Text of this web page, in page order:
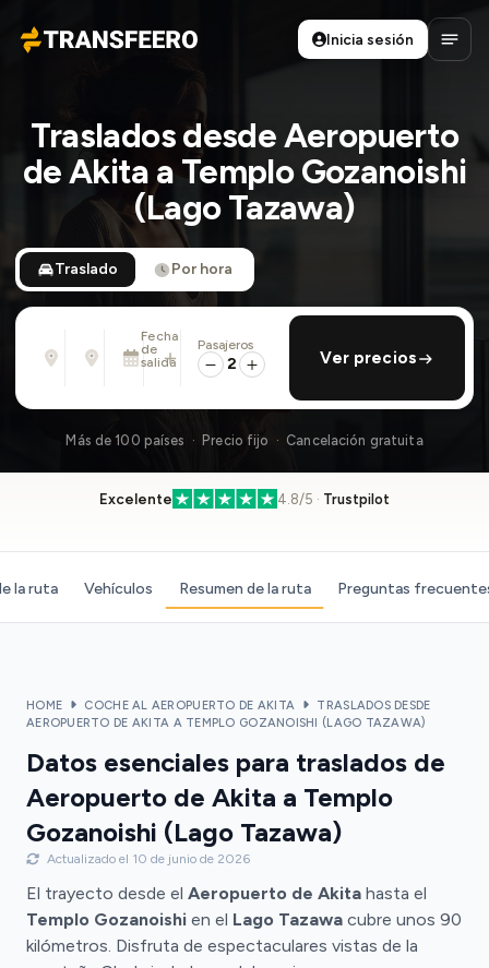
Transfeero
Inicia sesión
Abrir
Traslados desde Aeropuerto
de Akita a Templo Gozanoishi
(Lago Tazawa)
Traslado Por hora
Desde
Dirección, aeropuerto, hotel, ...
Hasta
Dirección, aeropuerto, hotel, ...
Fecha
de
salida
Lun., 10 Ago. · 01:45 PM
añadir regreso
Pasajeros
2 Ver precios
Más de 100 países · Precio fijo · Cancelación gratuita
Excelente 4.8/5 · Trustpilot
la ruta Vehículos Resumen de la ruta Preguntas
HOME COCHE AL AEROPUERTO DE AKITA
TRASLADOS DESDE
AEROPUERTO DE AKITA A TEMPLO GOZANOISHI (LAGO TAZAWA)
Datos esenciales para traslados de
Aeropuerto de Akita a Templo
Gozanoishi (Lago Tazawa)
Actualizado el 10 de junio de 2026
El trayecto desde el Aeropuerto de Akita hasta el
Templo Gozanoishi en el Lago Tazawa cubre unos 90
kilómetros. Disfruta de espectaculares vistas de la